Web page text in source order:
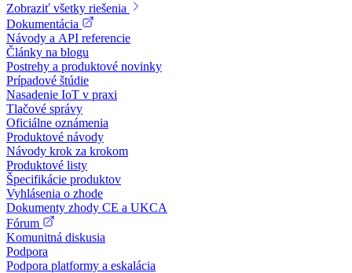
Zobraziť všetky riešenia
Dokumentácia
Návody a API referencie
Články na blogu
Postrehy a produktové novinky
Prípadové štúdie
Nasadenie IoT v praxi
Tlačové správy
Oficiálne oznámenia
Produktové návody
Návody krok za krokom
Produktové listy
Špecifikácie produktov
Vyhlásenia o zhode
Dokumenty zhody CE a UKCA
Fórum
Komunitná diskusia
Podpora
Podpora platformy a eskalácia